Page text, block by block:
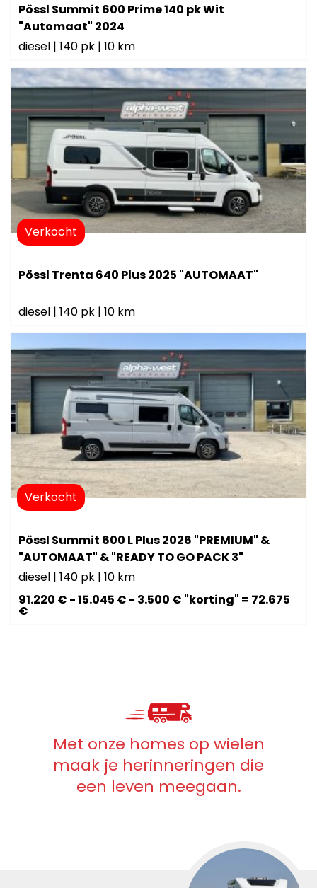
Pössl Summit 600 Prime 140 pk Wit
"Automaat" 2024
diesel | 140 pk | 10 km
Verkocht
Pössl Trenta 640 Plus 2025 "AUTOMAAT"
diesel | 140 pk | 10 km
Verkocht
Pössl Summit 600 L Plus 2026 "PREMIUM" &
"AUTOMAAT" & "READY TO GO PACK 3"
diesel | 140 pk | 10 km
91.220 € - 15.045 € - 3.500 € "korting" = 72.675
€
Met onze homes op wielen
maak je herinneringen die
een leven meegaan.